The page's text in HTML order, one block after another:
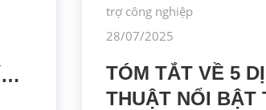
trợ công nghiệp
28/07/2025
TÓM TẮT VỀ 5
THUẬT NỔI BẬT